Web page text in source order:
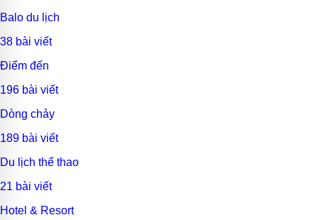
Balo du lịch
38 bài viết
Điểm đến
196 bài viết
Dòng chảy
189 bài viết
Du lịch thể thao
21 bài viết
Hotel & Resort